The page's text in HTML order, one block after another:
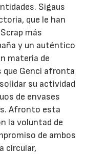
Sigaus
que le han
más
y un auténtico
materia de
que Genci afronta
su actividad
de envases
Afronto esta
la voluntad de
de ambos
circular,